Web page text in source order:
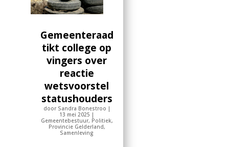
Gemeenteraad
tikt college op
vingers over
reactie
wetsvoorstel
statushouders
door Sandra Bonestroo |
13 mei 2025 |
Gemeentebestuur, Politiek,
Provincie Gelderland,
Samenleving